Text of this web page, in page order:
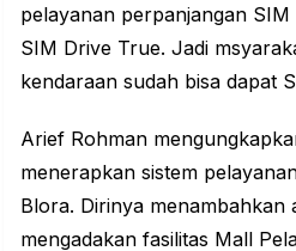
pelayanan perpanjangan
SIM Drive True. Jadi
kendaraan sudah bisa dapat
Arief Rohman
menerapkan sistem
Blora. Dirinya
mengadakan fasilitas Mall